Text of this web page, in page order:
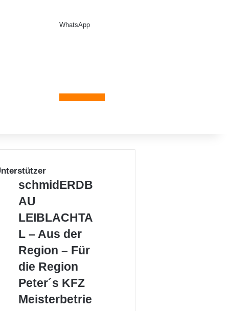
WhatsApp
s
h
m
d
E
D
B
A
U
schmidERDB
AU
LEIBLACHTA
L – Aus der
Region – Für
die Region
P
t
Peter´s KFZ
Meisterbetrie